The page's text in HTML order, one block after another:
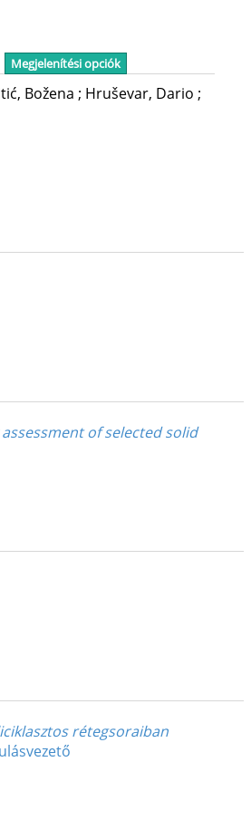
Megjelenítési opciók
Božena ; Hruševar, Dario ;
of selected solid
rétegsoraiban